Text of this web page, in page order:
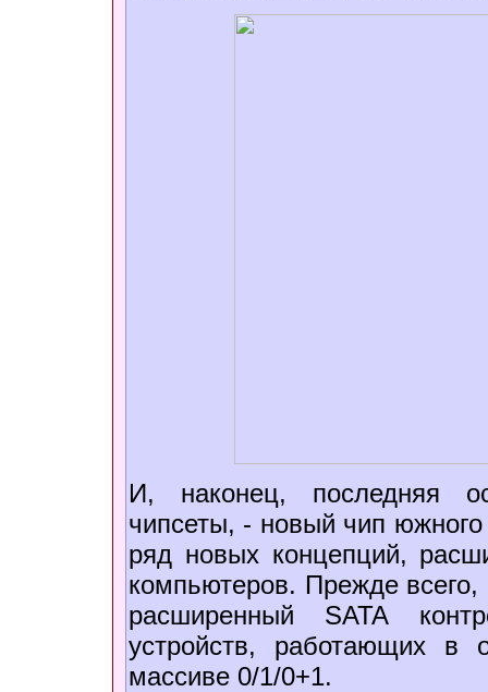
И, наконец, последняя
чипсеты, - новый чип
ряд новых концепций,
компьютеров. Прежде
расширенный SATA
устройств, работающих
массиве 0/1/0+1.